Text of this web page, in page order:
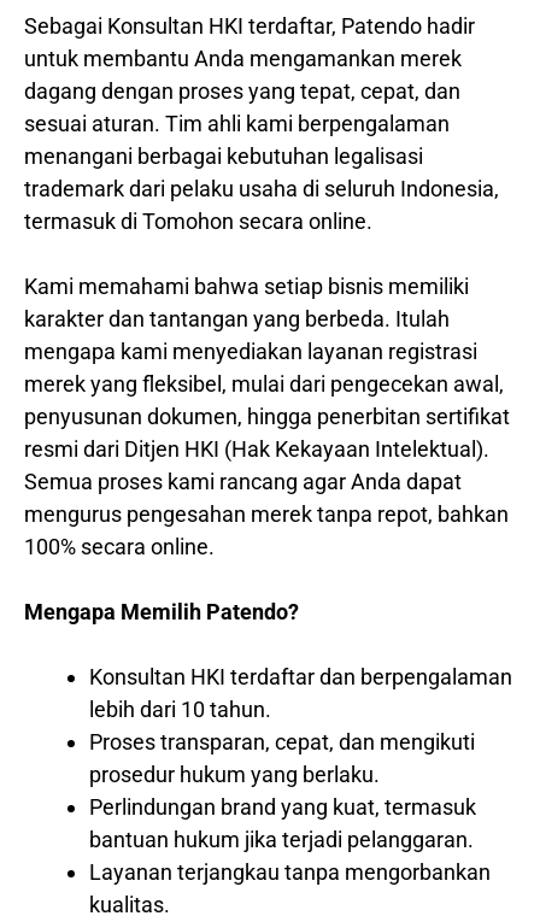
Sebagai Konsultan HKI terdaftar, Patendo hadir
untuk membantu Anda mengamankan merek
dagang dengan proses yang tepat, cepat, dan
sesuai aturan. Tim ahli kami berpengalaman
menangani berbagai kebutuhan legalisasi
trademark dari pelaku usaha di seluruh Indonesia,
termasuk di Tomohon secara online.
Kami memahami bahwa setiap bisnis memiliki
karakter dan tantangan yang berbeda. Itulah
mengapa kami menyediakan layanan registrasi
merek yang fleksibel, mulai dari pengecekan awal,
penyusunan dokumen, hingga penerbitan sertifikat
resmi dari Ditjen HKI (Hak Kekayaan Intelektual).
Semua proses kami rancang agar Anda dapat
mengurus pengesahan merek tanpa repot, bahkan
100% secara online.
Mengapa Memilih Patendo?
Konsultan HKI terdaftar dan berpengalaman
lebih dari 10 tahun.
Proses transparan, cepat, dan mengikuti
prosedur hukum yang berlaku.
Perlindungan brand yang kuat, termasuk
bantuan hukum jika terjadi pelanggaran.
Layanan terjangkau tanpa mengorbankan
kualitas.